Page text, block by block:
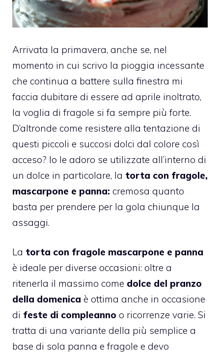
Arrivata la primavera, anche se, nel
momento in cui scrivo la pioggia incessante
che continua a battere sulla finestra mi
faccia dubitare di essere ad aprile inoltrato,
la voglia di fragole si fa sempre più forte.
D’altronde come resistere alla tentazione di
questi piccoli e succosi dolci dal colore così
acceso? Io le adoro se utilizzate all’interno di
un dolce in particolare, la torta con fragole,
mascarpone e panna: cremosa quanto
basta per prendere per la gola chiunque la
assaggi.
La torta con fragole mascarpone e panna
è ideale per diverse occasioni: oltre a
ritenerla il massimo come dolce del pranzo
della domenica è ottima anche in occasione
di feste di compleanno o ricorrenze varie. Si
tratta di una variante della più semplice a
base di sola panna e fragole e devo